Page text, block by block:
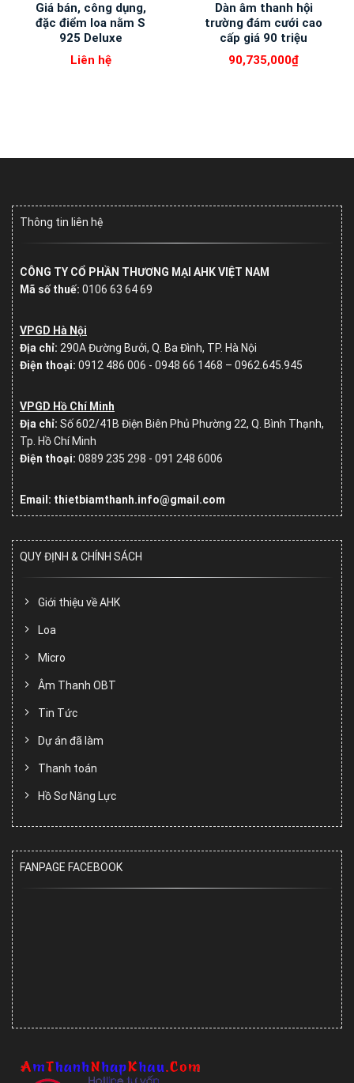
Giá bán, công dụng,
đặc điểm loa nằm S
925 Deluxe
Liên hệ
Dàn âm thanh hội
trường đám cưới cao
cấp giá 90 triệu
90,735,000₫
Thông tin liên hệ
CÔNG TY CỔ PHẦN THƯƠNG MẠI AHK VIỆT NAM
Mã số thuế: 0106 63 64 69
VPGD Hà Nội
Địa chỉ: 290A Đường Bưởi, Q. Ba Đình, TP. Hà Nội
Điện thoại: 0912 486 006 - 0948 66 1468 – 0962.645.945
VPGD Hồ Chí Minh
Địa chỉ: Số602/41B Điện Biên Phủ Phường 22, Q. Bình Thạnh,
Tp. Hồ Chí Minh
Điện thoại: 0889 235 298 - 091 248 6006
Email: thietbiamthanh.info@gmail.com
QUY ĐỊNH & CHÍNH SÁCH
Giới thiệu về AHK
Loa
Micro
Âm Thanh OBT
Tin Tức
Dự án đã làm
Thanh toán
Hồ Sơ Năng Lực
FANPAGE FACEBOOK